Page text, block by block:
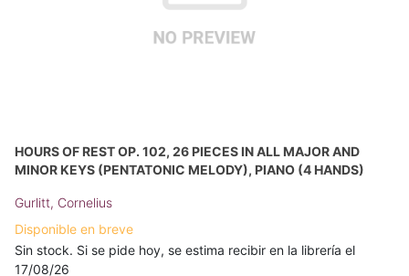
HOURS OF REST OP. 102, 26 PIECES IN ALL MAJOR AND
MINOR KEYS (PENTATONIC MELODY), PIANO (4 HANDS)
Gurlitt, Cornelius
Disponible en breve
Sin stock. Si se pide hoy, se estima recibir en la librería el
17/08/26